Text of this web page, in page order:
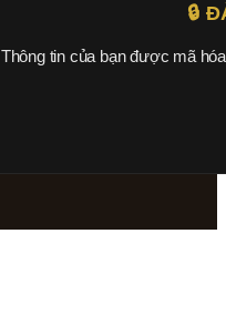
🔒
Thông tin của bạn được mã